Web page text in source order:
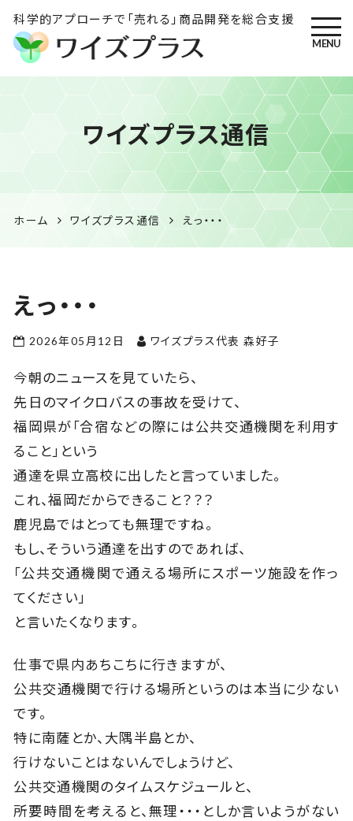
科学的アプローチで「売れる」商品開発を総合支援
ワイズプラス｜鹿児島の特産
品開発・HACCP衛生管理・食
品表示の専門コンサル
MENU
ワイズプラス通信
ホーム ワイズプラス通信 えっ・・・
えっ・・・
2026年05月12日 ワイズプラス代表 森好子
今朝のニュースを見ていたら、
先日のマイクロバスの事故を受けて、
福岡県が「合宿などの際には公共交通機関を利用す
ること」という
通達を県立高校に出したと言っていました。
これ、福岡だからできること？？？
鹿児島ではとっても無理ですね。
もし、そういう通達を出すのであれば、
「公共交通機関で通える場所にスポーツ施設を作っ
てください」
と言いたくなります。
仕事で県内あちこちに行きますが、
公共交通機関で行ける場所というのは本当に少ない
です。
特に南薩とか、大隅半島とか、
行けないことはないんでしょうけど、
公共交通機関のタイムスケジュールと、
所要時間を考えると、無理・・・としか言いようがない